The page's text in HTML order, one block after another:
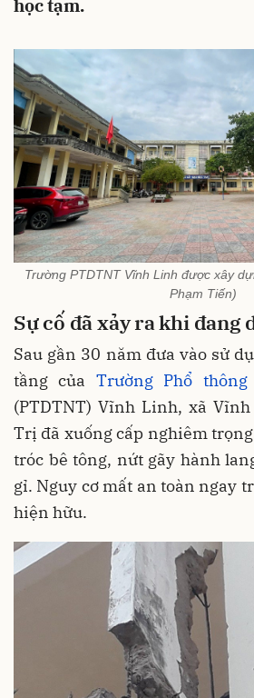
học tạm.
Trường PTDTNT Vĩnh Linh được xây
Phạm Tiến)
Sự cố đã xảy ra khi đang
Sau gần 30 năm đưa vào sử
tầng của Trường Phổ
(PTDTNT) Vĩnh Linh, xã
Trị đã xuống cấp nghiêm
tróc bê tông, nứt gãy hành
gỉ. Nguy cơ mất an toàn ngay
hiện hữu.